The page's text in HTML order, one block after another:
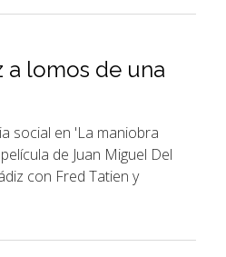
a lomos de una
social en 'La maniobra
de Juan Miguel Del
con Fred Tatien y